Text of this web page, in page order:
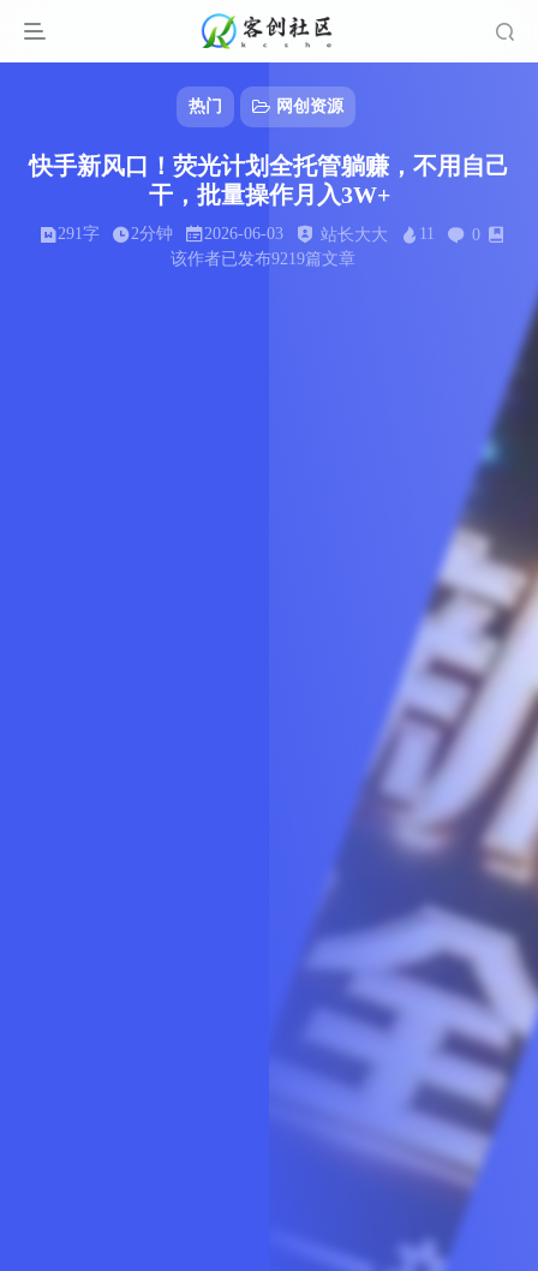
热门 网创资源
快手新风口！荧光计划全托管躺赚，不用自己
干，批量操作月入3W+
291字 2分钟 2026-06-03 站长大大 11
0
该作者已发布9219篇文章